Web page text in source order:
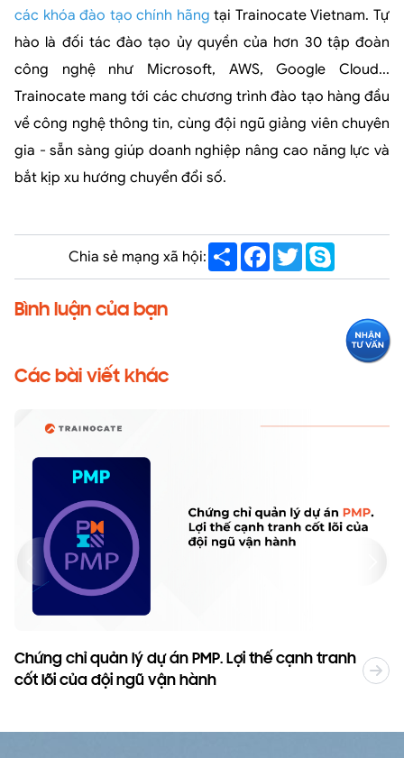
các khóa đào tạo chính hãng tại Trainocate Vietnam. Tự
hào là đối tác đào tạo ủy quyền của hơn 30 tập đoàn
công nghệ như Microsoft, AWS, Google Cloud...
Trainocate mang tới các chương trình đào tạo hàng đầu
về công nghệ thông tin, cùng đội ngũ giảng viên chuyên
gia - sẵn sàng giúp doanh nghiệp nâng cao năng lực và
bắt kịp xu hướng chuyển đổi số.
Chia sẻ mạng xã hội: ShareFacebook
TwitterSkype
Bình luận của bạn
Các bài viết khác
Chứng chỉ quản lý dự án PMP. Lợi thế cạnh tranh
cốt lõi của đội ngũ vận hành